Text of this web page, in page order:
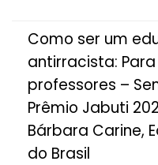
Como ser um
antirracista:
professores –
Prêmio Jabuti
Bárbara Carine,
do Brasil